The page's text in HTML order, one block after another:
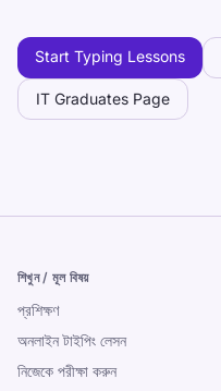
Start Typing Lessons
IT Graduates Page
শিখুন / মূল বিষয়
প্রশিক্ষণ
অনলাইন টাইপিং লেসন
নিজেকে পরীক্ষা করুন